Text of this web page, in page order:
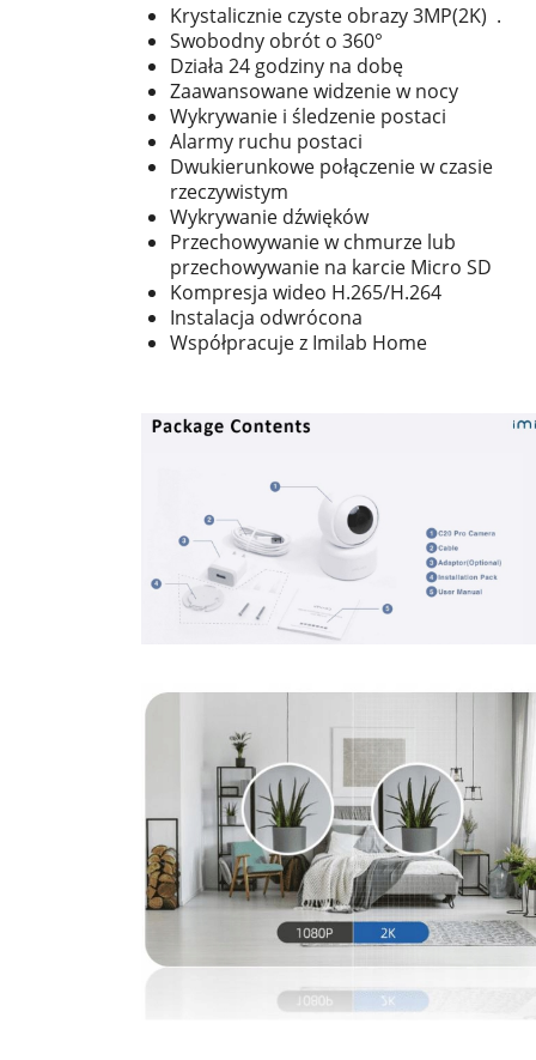
Krystalicznie czyste obrazy 3MP(2K) .
Swobodny obrót o 360°
Działa 24 godziny na dobę
Zaawansowane widzenie w nocy
Wykrywanie i śledzenie postaci
Alarmy ruchu postaci
Dwukierunkowe połączenie w czasie
rzeczywistym
Wykrywanie dźwięków
Przechowywanie w chmurze lub
przechowywanie na karcie Micro SD
Kompresja wideo H.265/H.264
Instalacja odwrócona
Współpracuje z Imilab Home